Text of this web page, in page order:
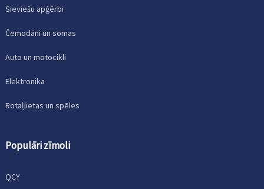
Sieviešu apģērbi
Čemodāni un somas
Auto un motocikli
Elektronika
Rotaļlietas un spēles
Populāri zīmoli
QCY